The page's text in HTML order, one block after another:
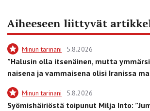
Aiheeseen liittyvät
Minun tarinani 5.8.2026
”Halusin olla itsenäinen, mutta
naisena ja vammaisena olisi Iranissa
Minun tarinani 5.8.2026
Syömishäiriöstä toipunut Milja Into: